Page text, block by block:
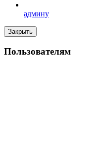
админу
Закрыть
Пользователям